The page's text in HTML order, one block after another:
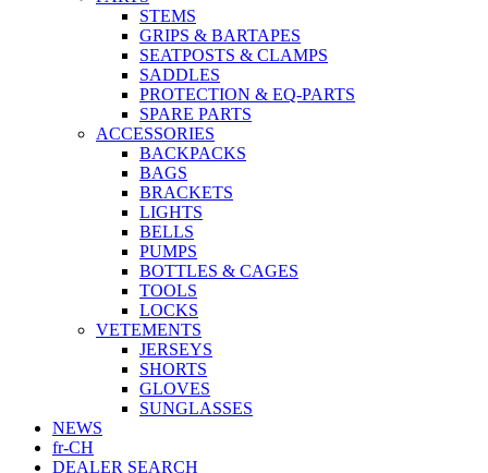
STEMS
GRIPS & BARTAPES
SEATPOSTS & CLAMPS
SADDLES
PROTECTION & EQ-PARTS
SPARE PARTS
ACCESSORIES
BACKPACKS
BAGS
BRACKETS
LIGHTS
BELLS
PUMPS
BOTTLES & CAGES
TOOLS
LOCKS
VETEMENTS
JERSEYS
SHORTS
GLOVES
SUNGLASSES
NEWS
fr-CH
DEALER SEARCH